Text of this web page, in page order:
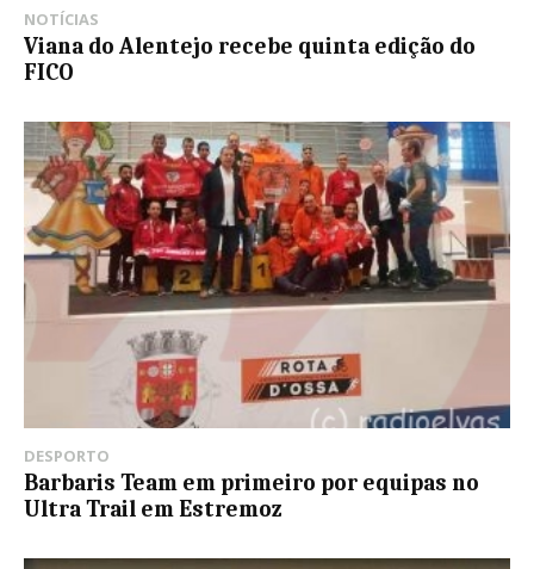
NOTÍCIAS
Viana do Alentejo recebe quinta edição do
FICO
DESPORTO
Barbaris Team em primeiro por equipas no
Ultra Trail em Estremoz